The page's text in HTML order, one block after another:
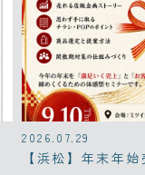
2026.07.29
【浜松】年末年